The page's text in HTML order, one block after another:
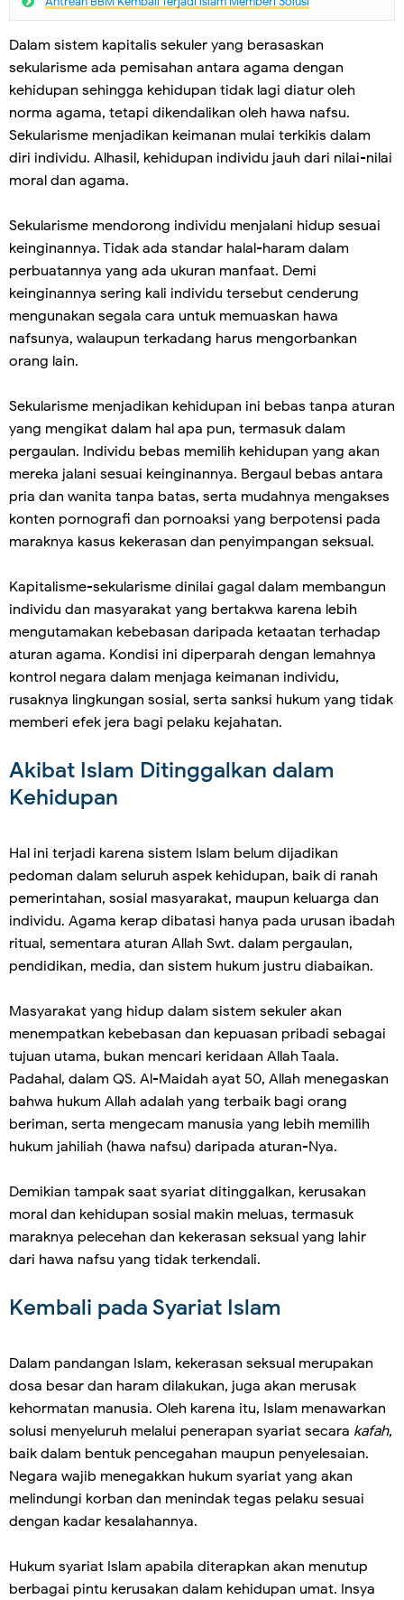
Dalam sistem kapitalis sekuler yang berasaskan
sekularisme ada pemisahan antara agama dengan
kehidupan sehingga kehidupan tidak lagi diatur oleh
norma agama, tetapi dikendalikan oleh hawa nafsu.
Sekularisme menjadikan keimanan mulai terkikis dalam
diri individu. Alhasil, kehidupan individu jauh dari nilai-nilai
moral dan agama.
Sekularisme mendorong individu menjalani hidup sesuai
keinginannya. Tidak ada standar halal-haram dalam
perbuatannya yang ada ukuran manfaat. Demi
keinginannya sering kali individu tersebut cenderung
mengunakan segala cara untuk memuaskan hawa
nafsunya, walaupun terkadang harus mengorbankan
orang lain.
Sekularisme menjadikan kehidupan ini bebas tanpa aturan
yang mengikat dalam hal apa pun, termasuk dalam
pergaulan. Individu bebas memilih kehidupan yang akan
mereka jalani sesuai keinginannya. Bergaul bebas antara
pria dan wanita tanpa batas, serta mudahnya mengakses
konten pornografi dan pornoaksi yang berpotensi pada
maraknya kasus kekerasan dan penyimpangan seksual.
Kapitalisme-sekularisme dinilai gagal dalam membangun
individu dan masyarakat yang bertakwa karena lebih
mengutamakan kebebasan daripada ketaatan terhadap
aturan agama. Kondisi ini diperparah dengan lemahnya
kontrol negara dalam menjaga keimanan individu,
rusaknya lingkungan sosial, serta sanksi hukum yang tidak
memberi efek jera bagi pelaku kejahatan.
Akibat Islam Ditinggalkan dalam
Kehidupan
Hal ini terjadi karena sistem Islam belum dijadikan
pedoman dalam seluruh aspek kehidupan, baik di ranah
pemerintahan, sosial masyarakat, maupun keluarga dan
individu. Agama kerap dibatasi hanya pada urusan ibadah
ritual, sementara aturan Allah Swt. dalam pergaulan,
pendidikan, media, dan sistem hukum justru diabaikan.
Masyarakat yang hidup dalam sistem sekuler akan
menempatkan kebebasan dan kepuasan pribadi sebagai
tujuan utama, bukan mencari keridaan Allah Taala.
Padahal, dalam QS. Al-Maidah ayat 50, Allah menegaskan
bahwa hukum Allah adalah yang terbaik bagi orang
beriman, serta mengecam manusia yang lebih memilih
hukum jahiliah (hawa nafsu) daripada aturan-Nya.
Demikian tampak saat syariat ditinggalkan, kerusakan
moral dan kehidupan sosial makin meluas, termasuk
maraknya pelecehan dan kekerasan seksual yang lahir
dari hawa nafsu yang tidak terkendali.
Kembali pada Syariat Islam
Dalam pandangan Islam, kekerasan seksual merupakan
dosa besar dan haram dilakukan, juga akan merusak
kehormatan manusia. Oleh karena itu, Islam menawarkan
solusi menyeluruh melalui penerapan syariat secara kafah,
baik dalam bentuk pencegahan maupun penyelesaian.
Negara wajib menegakkan hukum syariat yang akan
melindungi korban dan menindak tegas pelaku sesuai
dengan kadar kesalahannya.
Hukum syariat Islam apabila diterapkan akan menutup
berbagai pintu kerusakan dalam kehidupan umat. Insya